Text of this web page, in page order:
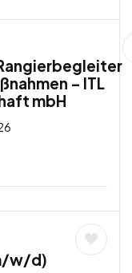
– ITL
mbH
w/d)